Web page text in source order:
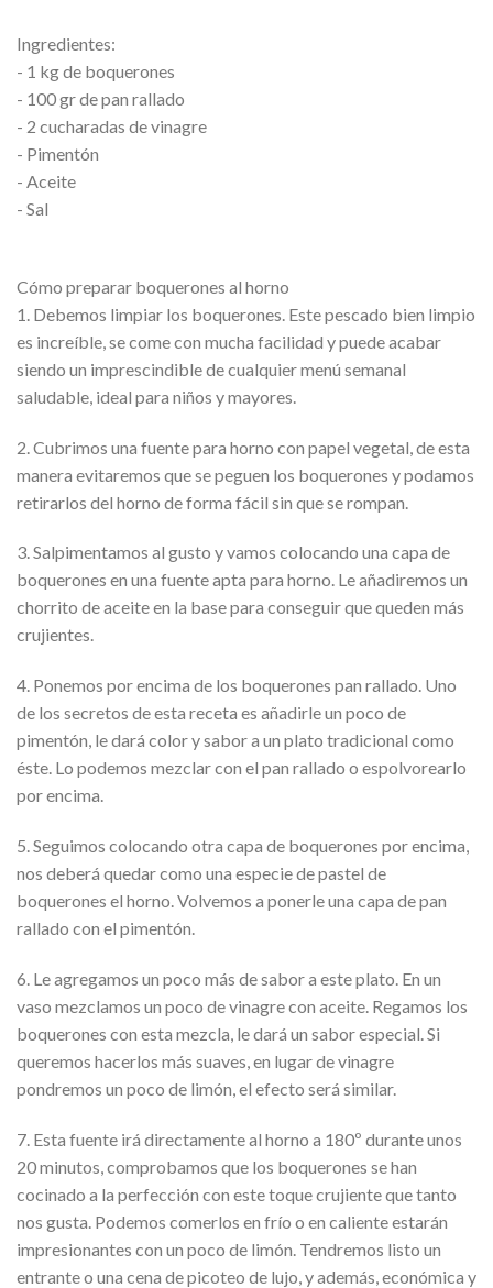
Ingredientes:
- 1 kg de boquerones
- 100 gr de pan rallado
- 2 cucharadas de vinagre
- Pimentón
- Aceite
- Sal
Cómo preparar boquerones al horno
1. Debemos limpiar los boquerones. Este pescado bien limpio
es increíble, se come con mucha facilidad y puede acabar
siendo un imprescindible de cualquier menú semanal
saludable, ideal para niños y mayores.
2. Cubrimos una fuente para horno con papel vegetal, de esta
manera evitaremos que se peguen los boquerones y podamos
retirarlos del horno de forma fácil sin que se rompan.
3. Salpimentamos al gusto y vamos colocando una capa de
boquerones en una fuente apta para horno. Le añadiremos un
chorrito de aceite en la base para conseguir que queden más
crujientes.
4. Ponemos por encima de los boquerones pan rallado. Uno
de los secretos de esta receta es añadirle un poco de
pimentón, le dará color y sabor a un plato tradicional como
éste. Lo podemos mezclar con el pan rallado o espolvorearlo
por encima.
5. Seguimos colocando otra capa de boquerones por encima,
nos deberá quedar como una especie de pastel de
boquerones el horno. Volvemos a ponerle una capa de pan
rallado con el pimentón.
6. Le agregamos un poco más de sabor a este plato. En un
vaso mezclamos un poco de vinagre con aceite. Regamos los
boquerones con esta mezcla, le dará un sabor especial. Si
queremos hacerlos más suaves, en lugar de vinagre
pondremos un poco de limón, el efecto será similar.
7. Esta fuente irá directamente al horno a 180º durante unos
20 minutos, comprobamos que los boquerones se han
cocinado a la perfección con este toque crujiente que tanto
nos gusta. Podemos comerlos en frío o en caliente estarán
impresionantes con un poco de limón. Tendremos listo un
entrante o una cena de picoteo de lujo, y además, económica y